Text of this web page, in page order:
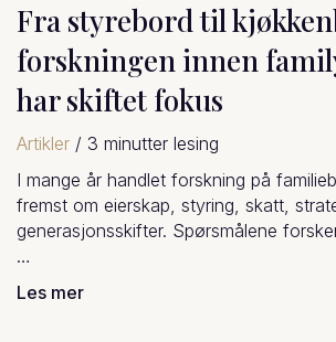
–
først og
var ofte:
Fra søsken til
søskenroller
eierskapet
Artikler / 2 minutter lesing
Når søsken blir eiere